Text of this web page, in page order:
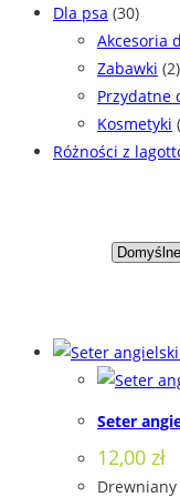
Seter
12,00 zł
Dla psa (30)
Akcesoria
Zabawki (2)
Przydatne
Kosmetyki
Różności z